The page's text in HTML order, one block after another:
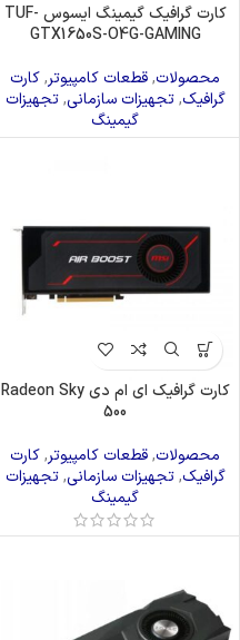
کارت گرافیک گیمینگ ایسوس TUF-
GTX1650S-O4G-GAMING
محصولات,قطعات کامپیوتر,کارت
گرافیک,تجهیزات سازمانی,تجهیزات
گیمینگ
کارت گرافیک ای ام دی Radeon Sky
500
محصولات,قطعات کامپیوتر,کارت
گرافیک,تجهیزات سازمانی,تجهیزات
گیمینگ